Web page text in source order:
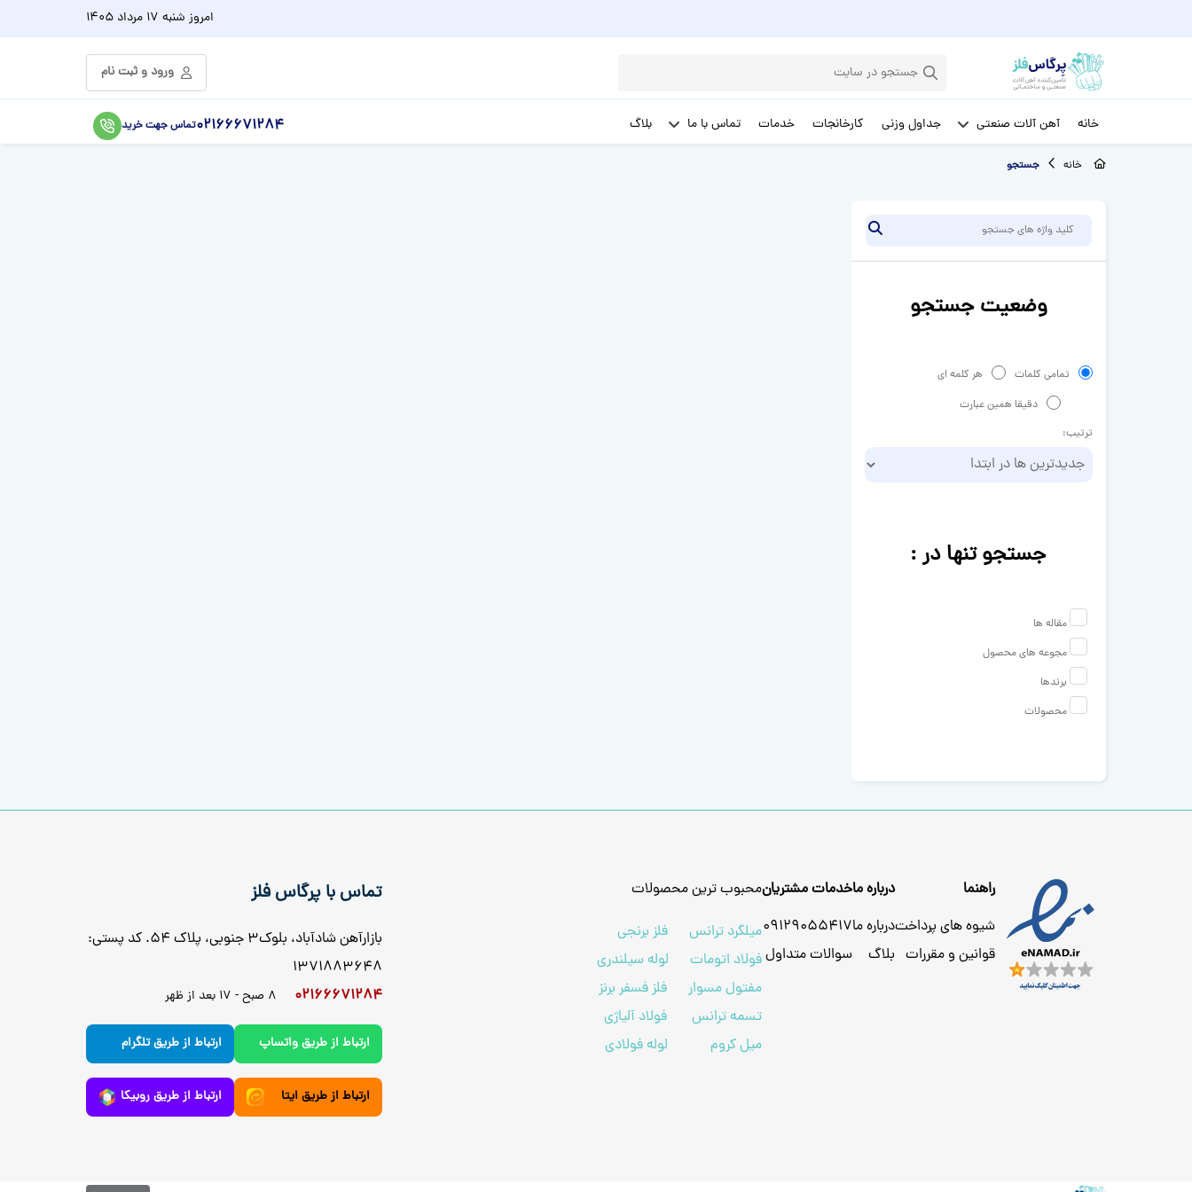
امروز شنبه 17 مرداد 1405
ورود و ثبت نام
خانه آهن آلات صنعتی جداول وزنی کارخانجات خدمات تماس با ما بلاگ 02166671284تماس جهت خرید
خانه جستجو
وضعیت جستجو
تمامی کلمات
هر کلمه ای
دقیقا همین عبارت
ترتیب:
جستجو تنها در :
راهنما
شیوه های پرداخت
قوانین و مقررات
درباره ما
درباره ما
بلاگ
خدمات مشتریان
09129055417
سوالات متداول
محبوب ترین محصولات
میلگرد ترانس
فلز برنجی
فولاد اتومات
لوله سیلندری
مفتول مسوار
فلز فسفر برنز
تسمه ترانس
فولاد آلیاژی
میل کروم
لوله فولادی
تماس با پرگاس فلز
بازارآهن شادآباد، بلوک3 جنوبی، پلاک 54. کد پستی:
1371883648
02166671284
ارتباط از طریق واتساپ ارتباط از طریق تلگرام
ارتباط از طریق ایتا ارتباط از طریق روبیکا